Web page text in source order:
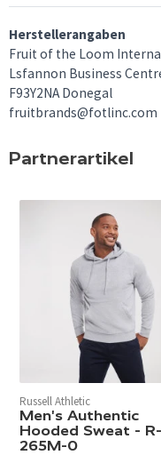
Herstellerangaben
Fruit of the Loom
Lsfannon Business
F93Y2NA Donegal
fruitbrands@fotlinc.com
Partnerartikel
Russell Athletic
Men's Authentic
Hooded Sweat - R-
265M-0